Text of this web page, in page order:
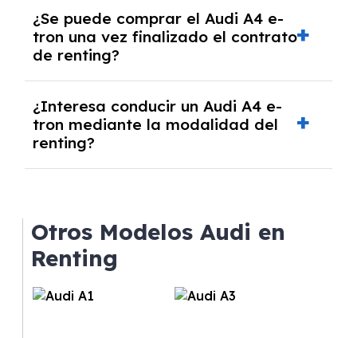
mejores ofertas de vehículos de renting con
todos los gastos incluidos y sin pagar
entradas.
¿Se puede comprar el Audi A4 e-
tron una vez finalizado el contrato
de renting?
renting se puede adquirir el coche. En este
caso tendrán que analizar los años, la
cantidad de kilómetros recorridos y el coste
del mercado actual.
¿Interesa conducir un Audi A4 e-
tron mediante la modalidad del
renting?
gusta cambiar de coche cada pocos años.
Otros Modelos Audi en
Renting